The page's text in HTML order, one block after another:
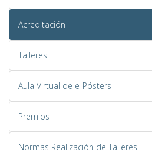
Acreditación
Talleres
Aula Virtual de e-Pósters
Premios
Normas Realización de Talleres